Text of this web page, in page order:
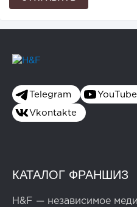
Telegram YouTube
Vkontakte
КАТАЛОГ ФРАНШИЗ
H&F — независимое